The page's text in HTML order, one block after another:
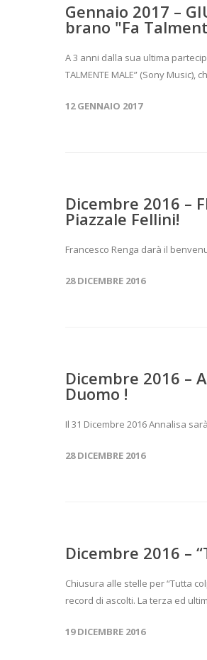
Gennaio 2017 –
brano "Fa
A 3 anni dalla sua ultima
TALMENTE MALE” (Sony Music),
12 GENNAIO 2017
Dicembre 2016 –
Piazzale Fellini!
Francesco Renga darà il
28 DICEMBRE 2016
Dicembre 2016 –
Duomo !
Il 31 Dicembre 2016 Annalisa
28 DICEMBRE 2016
Dicembre 2016 –
Chiusura alle stelle per “Tutta
record di ascolti. La terza ed
19 DICEMBRE 2016